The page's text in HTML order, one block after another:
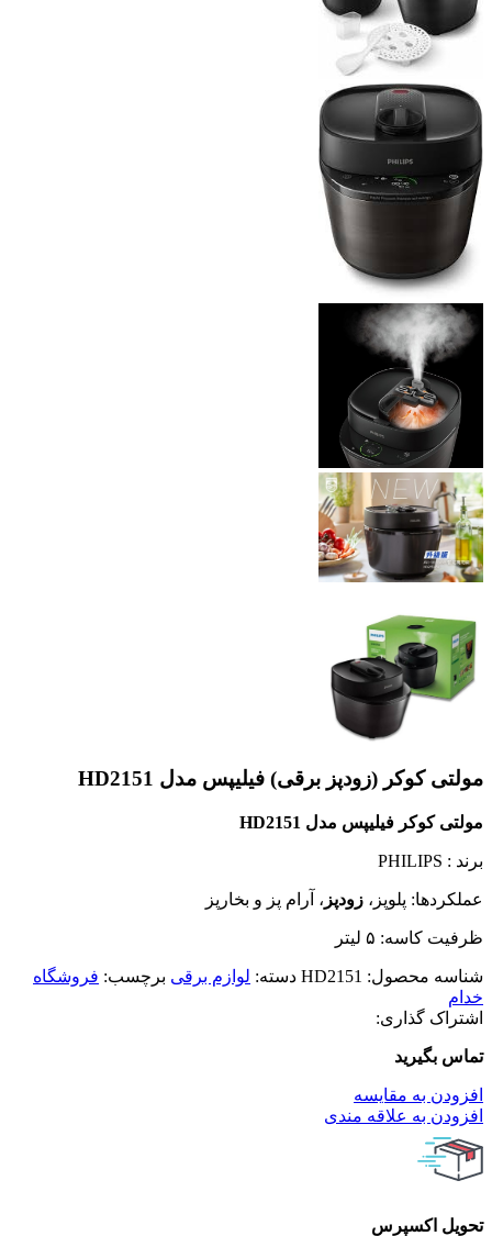
مولتی کوکر (زودپز برقی) فیلیپس مدل HD2151
مولتی کوکر فیلیپس مدل HD2151
برند : PHILIPS
عملکردها: پلوپز، زودپز ، آرام پز و بخارپز
ظرفیت کاسه: ۵ لیتر
شناسه محصول: HD2151 دسته: لوازم برقی برچسب: فروشگاه
خدام
اشتراک گذاری:
تماس بگیرید
افزودن به مقایسه
افزودن به علاقه مندی
تحویل اکسپرس